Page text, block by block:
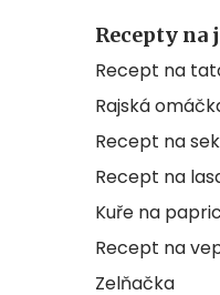
Recepty na
Recept na
Rajská
Recept na
Recept na
Kuře na
Recept na
Zelňačka